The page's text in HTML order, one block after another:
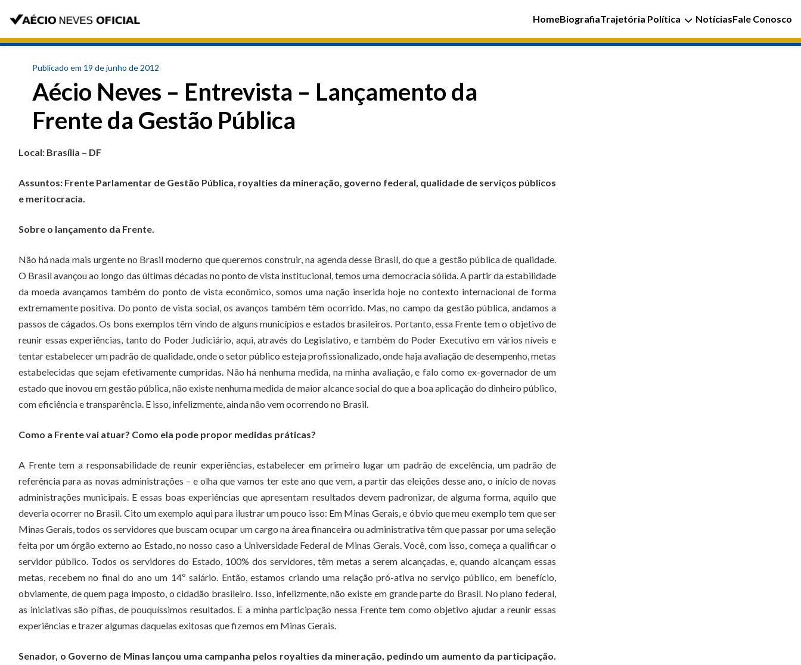
HomeBiografiaTrajetória Política NotíciasFale Conosco
Publicado em 19 de junho de 2012
Aécio Neves – Entrevista – Lançamento da
Frente da Gestão Pública
Local: Brasília – DF
Assuntos: Frente Parlamentar de Gestão Pública, royalties da mineração, governo federal, qualidade de serviços públicos
e meritocracia.
Sobre o lançamento da Frente.
Não há nada mais urgente no Brasil moderno que queremos construir, na agenda desse Brasil, do que a gestão pública de qualidade.
O Brasil avançou ao longo das últimas décadas no ponto de vista institucional, temos uma democracia sólida. A partir da estabilidade
da moeda avançamos também do ponto de vista econômico, somos uma nação inserida hoje no contexto internacional de forma
extremamente positiva. Do ponto de vista social, os avanços também têm ocorrido. Mas, no campo da gestão pública, andamos a
passos de cágados. Os bons exemplos têm vindo de alguns municípios e estados brasileiros. Portanto, essa Frente tem o objetivo de
reunir essas experiências, tanto do Poder Judiciário, aqui, através do Legislativo, e também do Poder Executivo em vários níveis e
tentar estabelecer um padrão de qualidade, onde o setor público esteja profissionalizado, onde haja avaliação de desempenho, metas
estabelecidas que sejam efetivamente cumpridas. Não há nenhuma medida, na minha avaliação, e falo como ex-governador de um
estado que inovou em gestão pública, não existe nenhuma medida de maior alcance social do que a boa aplicação do dinheiro público,
com eficiência e transparência. E isso, infelizmente, ainda não vem ocorrendo no Brasil.
Como a Frente vai atuar? Como ela pode propor medidas práticas?
A Frente tem a responsabilidade de reunir experiências, estabelecer em primeiro lugar um padrão de excelência, um padrão de
referência para as novas administrações – e olha que vamos ter este ano que vem, a partir das eleições desse ano, o início de novas
administrações municipais. E essas boas experiências que apresentam resultados devem padronizar, de alguma forma, aquilo que
deveria ocorrer no Brasil. Cito um exemplo aqui para ilustrar um pouco isso: Em Minas Gerais, e óbvio que meu exemplo tem que ser
Minas Gerais, todos os servidores que buscam ocupar um cargo na área financeira ou administrativa têm que passar por uma seleção
feita por um órgão externo ao Estado, no nosso caso a Universidade Federal de Minas Gerais. Você, com isso, começa a qualificar o
servidor público. Todos os servidores do Estado, 100% dos servidores, têm metas a serem alcançadas, e, quando alcançam essas
metas, recebem no final do ano um 14º salário. Então, estamos criando uma relação pró-ativa no serviço público, em benefício,
obviamente, de quem paga imposto, o cidadão brasileiro. Isso, infelizmente, não existe em grande parte do Brasil. No plano federal,
as iniciativas são pífias, de pouquíssimos resultados. E a minha participação nessa Frente tem como objetivo ajudar a reunir essas
experiências e trazer algumas daquelas exitosas que fizemos em Minas Gerais.
Senador, o Governo de Minas lançou uma campanha pelos royalties da mineração, pedindo um aumento da participação.